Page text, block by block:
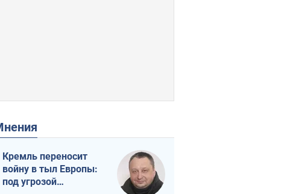
Мнения
Кремль переносит
войну в тыл Европы:
под угрозой